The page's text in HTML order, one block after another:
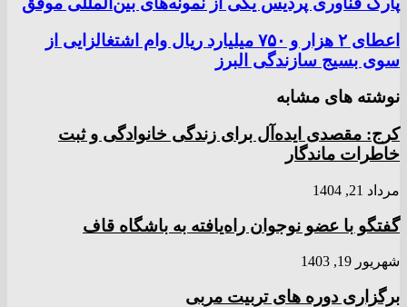
اعطای ۲ هزار و ۷۵۰ میلیارد ریال وام اشتغالزایی از
سوی بسیج سازندگی البرز
نوشته های مشابه
کرج: مقصدی ایده‌آل برای زندگی خانوادگی و ثبت
خاطرات ماندگار
مرداد 21, 1404
گفتگو با عضو نوجوان راه‌یافته به باشگاه قاف
شهریور 19, 1403
برگزاری دوره های تربیت مربی